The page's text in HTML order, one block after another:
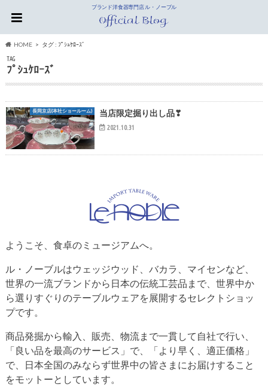
ブランド洋食器専門店 ル・ノーブル
HOME タグ : ﾌﾟｼｭｹﾛｰｽﾞ
TAG
ﾌﾟｼｭｹﾛｰｽﾞ
長岡京店(本社ショールーム) 当店限定掘り出し品❣
2021.10.31
ようこそ、食卓のミュージアムへ。
ル・ノーブルはウェッジウッド、バカラ、マイセンなど、
世界の一流ブランドから日本の伝統工芸品まで、世界中か
ら選りすぐりのテーブルウェアを展開するセレクトショッ
プです。
商品発掘から輸入、販売、物流まで一貫して自社で行い、
「良い品を最高のサービス」で、「より早く、適正価格」
で、日本全国のみならず世界中の皆さまにお届けすること
をモットーとしています。